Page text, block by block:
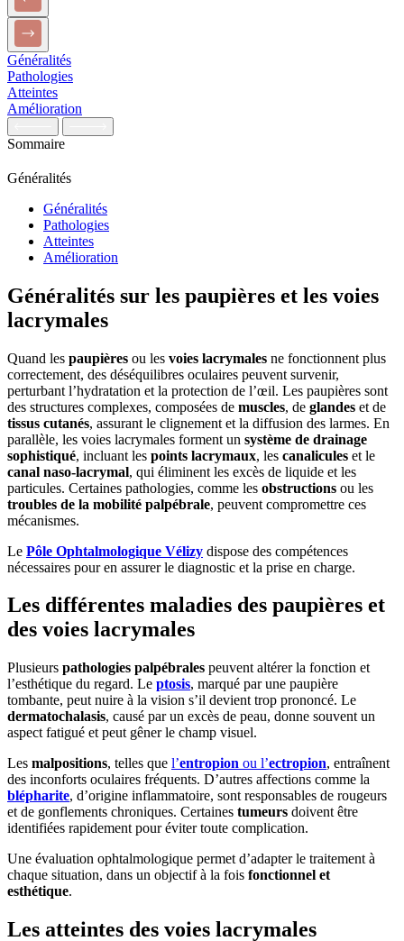
Généralités
Pathologies
Atteintes
Amélioration
Sommaire
Généralités
Généralités
Pathologies
Atteintes
Amélioration
Généralités sur les paupières et les voies
lacrymales
Quand les paupières ou les voies lacrymales ne fonctionnent plus
correctement, des déséquilibres oculaires peuvent survenir,
perturbant l’hydratation et la protection de l’œil. Les paupières sont
des structures complexes, composées de muscles, de glandes et de
tissus cutanés, assurant le clignement et la diffusion des larmes. En
parallèle, les voies lacrymales forment un système de drainage
sophistiqué, incluant les points lacrymaux, les canalicules et le
canal naso-lacrymal, qui éliminent les excès de liquide et les
particules. Certaines pathologies, comme les obstructions ou les
troubles de la mobilité palpébrale, peuvent compromettre ces
mécanismes.
Le Pôle Ophtalmologique Vélizy dispose des compétences
nécessaires pour en assurer le diagnostic et la prise en charge.
Les différentes maladies des paupières et
des voies lacrymales
Plusieurs pathologies palpébrales peuvent altérer la fonction et
l’esthétique du regard. Le ptosis, marqué par une paupière
tombante, peut nuire à la vision s’il devient trop prononcé. Le
dermatochalasis, causé par un excès de peau, donne souvent un
aspect fatigué et peut gêner le champ visuel.
Les malpositions, telles que l’entropion ou l’ectropion, entraînent
des inconforts oculaires fréquents. D’autres affections comme la
blépharite, d’origine inflammatoire, sont responsables de rougeurs
et de gonflements chroniques. Certaines tumeurs doivent être
identifiées rapidement pour éviter toute complication.
Une évaluation ophtalmologique permet d’adapter le traitement à
chaque situation, dans un objectif à la fois fonctionnel et
esthétique.
Les atteintes des voies lacrymales